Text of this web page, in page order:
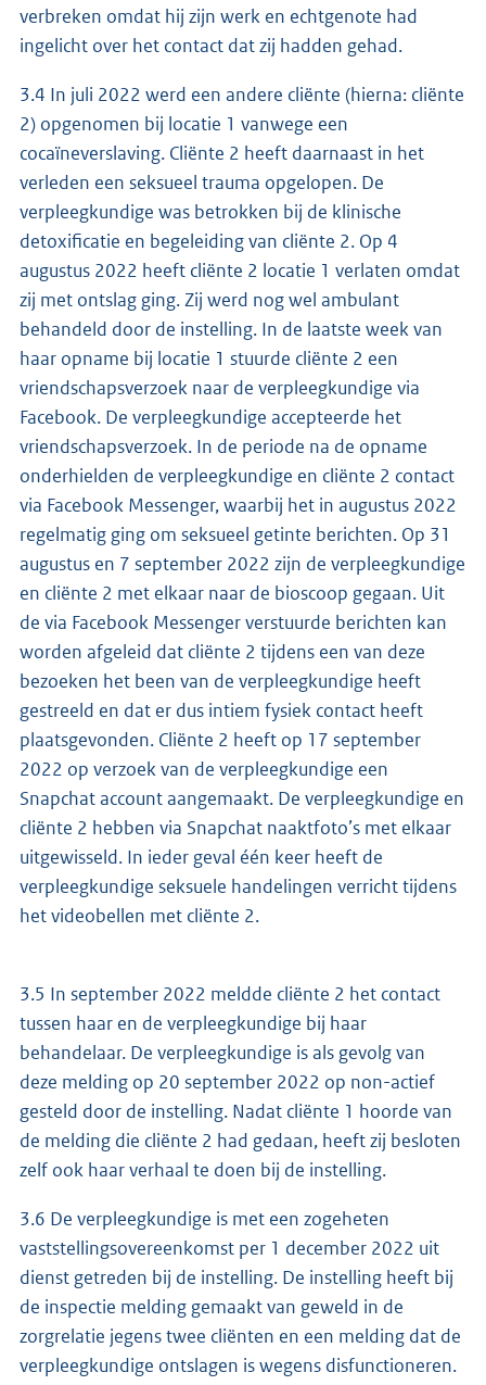
verbreken omdat hij zijn werk en echtgenote had
ingelicht over het contact dat zij hadden gehad.
3.4 In juli 2022 werd een andere cliënte (hierna: cliënte
2) opgenomen bij locatie 1 vanwege een
cocaïneverslaving. Cliënte 2 heeft daarnaast in het
verleden een seksueel trauma opgelopen. De
verpleegkundige was betrokken bij de klinische
detoxificatie en begeleiding van cliënte 2. Op 4
augustus 2022 heeft cliënte 2 locatie 1 verlaten omdat
zij met ontslag ging. Zij werd nog wel ambulant
behandeld door de instelling. In de laatste week van
haar opname bij locatie 1 stuurde cliënte 2 een
vriendschapsverzoek naar de verpleegkundige via
Facebook. De verpleegkundige accepteerde het
vriendschapsverzoek. In de periode na de opname
onderhielden de verpleegkundige en cliënte 2 contact
via Facebook Messenger, waarbij het in augustus 2022
regelmatig ging om seksueel getinte berichten. Op 31
augustus en 7 september 2022 zijn de verpleegkundige
en cliënte 2 met elkaar naar de bioscoop gegaan. Uit
de via Facebook Messenger verstuurde berichten kan
worden afgeleid dat cliënte 2 tijdens een van deze
bezoeken het been van de verpleegkundige heeft
gestreeld en dat er dus intiem fysiek contact heeft
plaatsgevonden. Cliënte 2 heeft op 17 september
2022 op verzoek van de verpleegkundige een
Snapchat account aangemaakt. De verpleegkundige en
cliënte 2 hebben via Snapchat naaktfoto’s met elkaar
uitgewisseld. In ieder geval één keer heeft de
verpleegkundige seksuele handelingen verricht tijdens
het videobellen met cliënte 2.
3.5 In september 2022 meldde cliënte 2 het contact
tussen haar en de verpleegkundige bij haar
behandelaar. De verpleegkundige is als gevolg van
deze melding op 20 september 2022 op non-actief
gesteld door de instelling. Nadat cliënte 1 hoorde van
de melding die cliënte 2 had gedaan, heeft zij besloten
zelf ook haar verhaal te doen bij de instelling.
3.6 De verpleegkundige is met een zogeheten
vaststellingsovereenkomst per 1 december 2022 uit
dienst getreden bij de instelling. De instelling heeft bij
de inspectie melding gemaakt van geweld in de
zorgrelatie jegens twee cliënten en een melding dat de
verpleegkundige ontslagen is wegens disfunctioneren.